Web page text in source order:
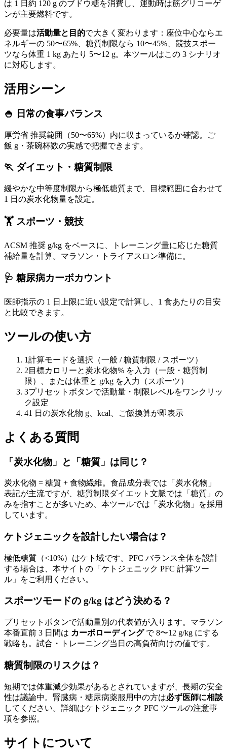
は 1 日約 120 g のブドウ糖を消費し、運動時は筋グリコーゲ
ンが主要燃料です。
必要量は活動量と目的で大きく変わります：座位中心ならエ
ネルギーの 50〜65%、糖質制限なら 10〜45%、競技スポー
ツなら体重 1 kg あたり 5〜12 g。本ツールはこの 3 シナリオ
に対応します。
活用シーン
🍚 日常の食事バランス
厚労省 推奨範囲（50〜65%）内に収まっているか確認。ご
飯 g・茶碗杯数の実感で把握できます。
🏃 ダイエット・糖質制限
緩やかな中等度制限から極低糖質まで、目標範囲に合わせて
1 日の炭水化物量を設定。
🏋️ スポーツ・競技
ACSM 推奨 g/kg をベースに、トレーニング量に応じた糖質
補給量を計算。マラソン・トライアスロン準備に。
🩺 糖尿病カーボカウント
医師指示の 1 日上限に近い設定で計算し、1 食あたりの目安
と比較できます。
ツールの使い方
1計算モードを選択（一般 / 糖質制限 / スポーツ）
2 目標カロリーと炭水化物% を入力（一般・糖質制
限）、または体重と g/kg を入力（スポーツ）
3プリセットボタンで活動量・制限レベルをワンクリッ
ク設定
41 日の炭水化物 g、kcal、ご飯換算が即表示
よくある質問
「炭水化物」と「糖質」は同じ？
炭水化物 = 糖質 + 食物繊維。食品成分表では「炭水化物」
表記が主流ですが、糖質制限ダイエット文脈では「糖質」の
みを指すことが多いため、本ツールでは「炭水化物」を採用
しています。
ケトジェニックを設計したい場合は？
極低糖質（<10%）はケト域です。PFC バランス全体を設計
する場合は、本サイトの「ケトジェニック PFC 計算ツー
ル」をご利用ください。
スポーツモードの g/kg はどう決める？
プリセットボタンで活動量別の代表値が入ります。マラソン
本番直前 3 日間は カーボローディングで 8〜12 g/kg にする
戦略も。試合・トレーニング当日の高負荷向けの値です。
糖質制限のリスクは？
短期では体重減少効果があるとされていますが、長期の安全
性は議論中。腎臓病・糖尿病薬服用中の方は必ず医師に相談
してください。詳細はケトジェニック PFC ツールの注意事
項を参照。
サイトについて